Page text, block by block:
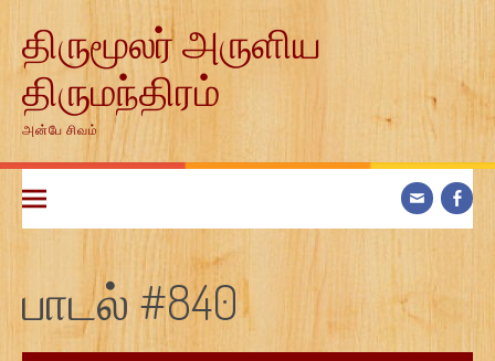
contentதிருமூலர் அருளிய
திருமந்திரம்
அன்பே சிவம்
பாடல் #840